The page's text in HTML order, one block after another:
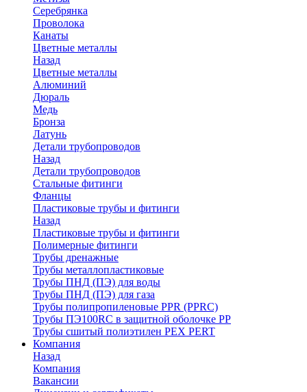
Серебрянка
Проволока
Канаты
Цветные металлы
Назад
Цветные металлы
Алюминий
Дюраль
Медь
Бронза
Латунь
Детали трубопроводов
Назад
Детали трубопроводов
Стальные фитинги
Фланцы
Пластиковые трубы и фитинги
Назад
Пластиковые трубы и фитинги
Полимерные фитинги
Трубы дренажные
Трубы металлопластиковые
Трубы ПНД (ПЭ) для воды
Трубы ПНД (ПЭ) для газа
Трубы полипропиленовые PPR (PPRC)
Трубы ПЭ100RC в защитной оболочке PP
Трубы сшитый полиэтилен PEX PERT
Компания
Назад
Компания
Вакансии